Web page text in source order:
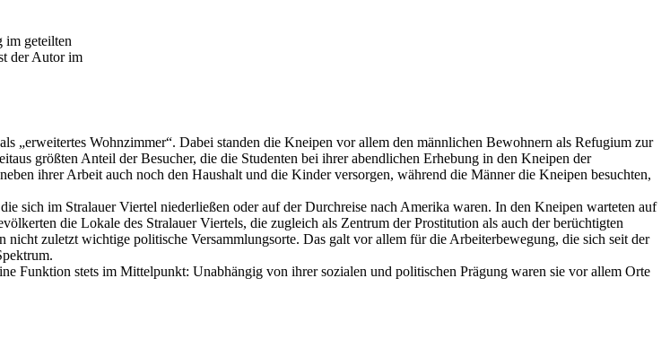
im geteilten
der Autor im
„erweitertes Wohnzimmer“. Dabei standen die Kneipen vor allem den männlichen Bewohnern als Refugium zur
größten Anteil der Besucher, die die Studenten bei ihrer abendlichen Erhebung in den Kneipen der
ihrer Arbeit auch noch den Haushalt und die Kinder versorgen, während die Männer die Kneipen besuchten,
sich im Stralauer Viertel niederließen oder auf der Durchreise nach Amerika waren. In den Kneipen warteten auf
die Lokale des Stralauer Viertels, die zugleich als Zentrum der Prostitution als auch der berüchtigten
zuletzt wichtige politische Versammlungsorte. Das galt vor allem für die Arbeiterbewegung, die sich seit der
Funktion stets im Mittelpunkt: Unabhängig von ihrer sozialen und politischen Prägung waren sie vor allem Orte